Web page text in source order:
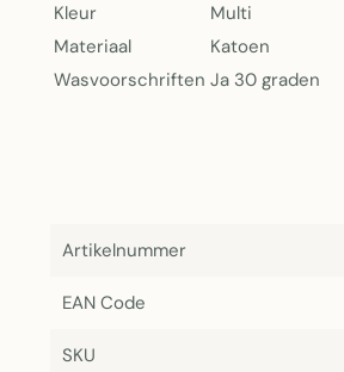
Kleur
Multi
Materiaal
Katoen
Wasvoorschriften Ja 30 graden
Artikelnummer
EAN Code
SKU